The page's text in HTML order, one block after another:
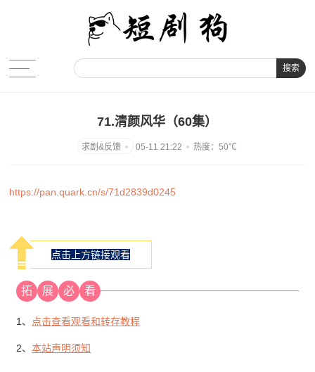
搜索
71.清颜风华（60集）
05-11 21:22 热度：50℃
https://pan.quark.cn/s/71d2839d0245
点击上方链接观看
拓 展 必 看
1、 点击查看观看和转存教程
2、本站声明须知